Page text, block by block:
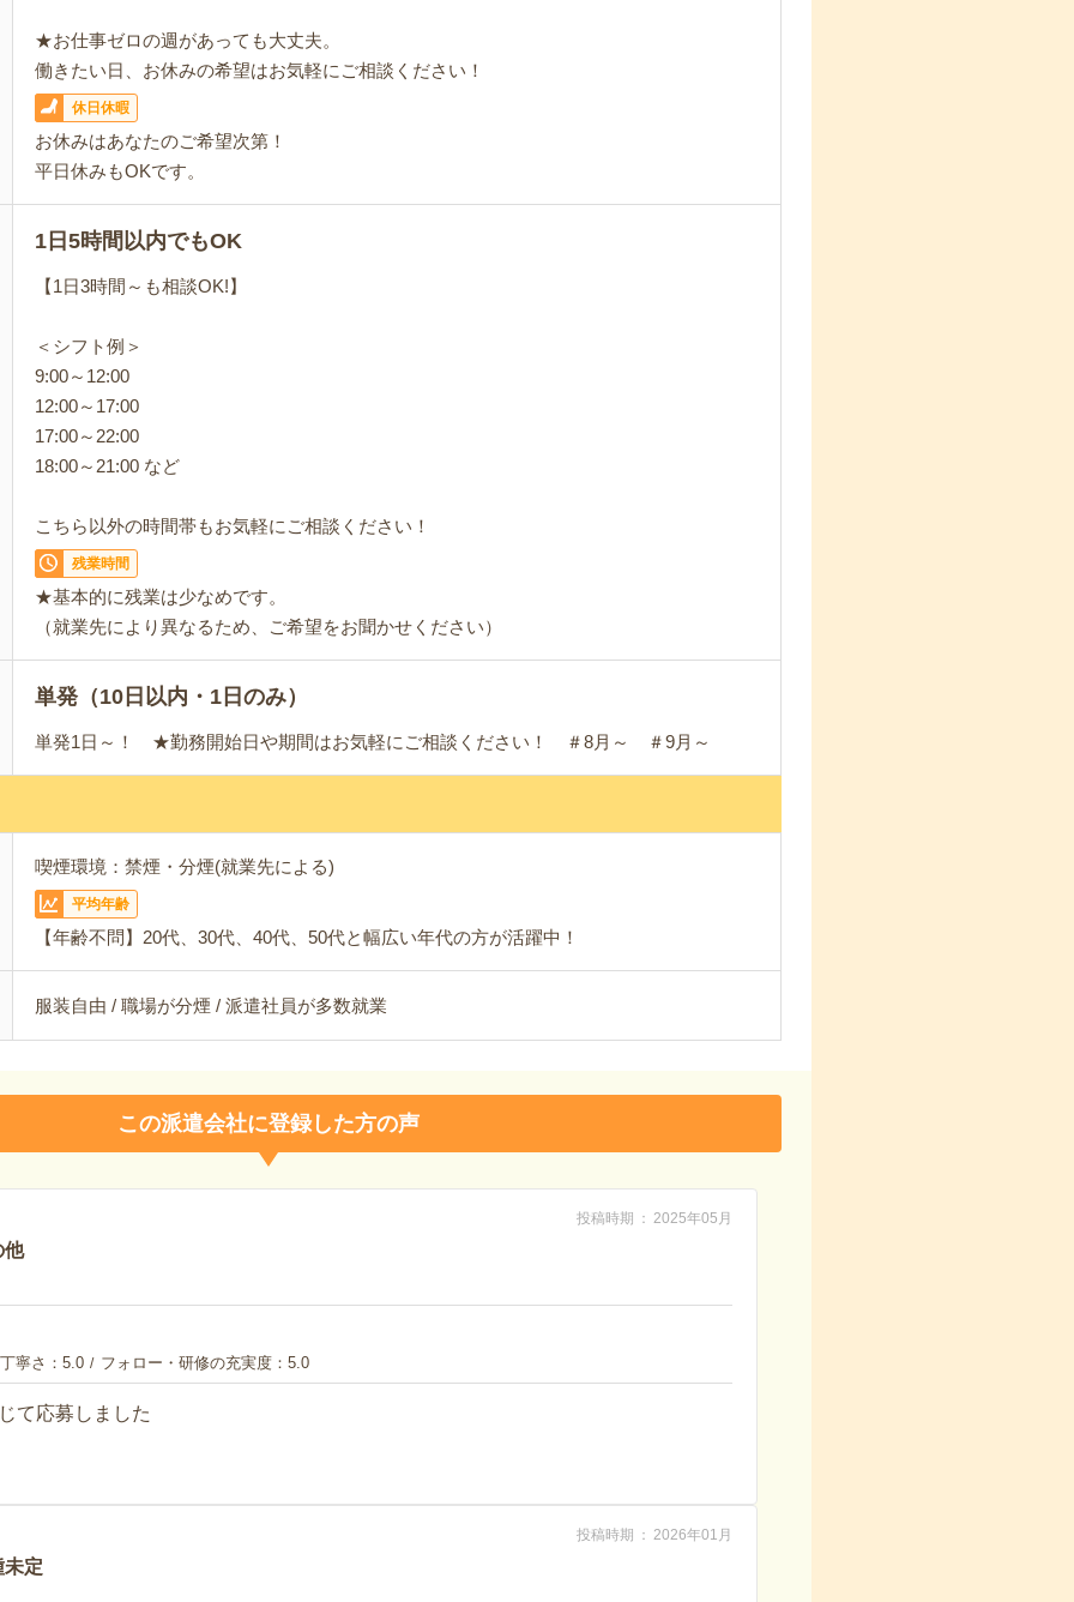
★お仕事ゼロの週があっても大丈夫。
働きたい日、お休みの希望はお気軽にご相談ください！
休日休暇
お休みはあなたのご希望次第！
平日休みもOKです。
1日5時間以内でもOK
【1日3時間～も相談OK!】
＜シフト例＞
9:00～12:00
12:00～17:00
17:00～22:00
18:00～21:00 など
こちら以外の時間帯もお気軽にご相談ください！
残業時間
★基本的に残業は少なめです。
（就業先により異なるため、ご希望をお聞かせください）
単発（10日以内・1日のみ）
単発1日～！ ★勤務開始日や期間はお気軽にご相談ください！ ＃8月～ ＃9月～
喫煙環境：禁煙・分煙(就業先による)
平均年齢
【年齢不問】20代、30代、40代、50代と幅広い年代の方が活躍中！
服装自由 / 職場が分煙 / 派遣社員が多数就業
この派遣会社に登録した方の声
投稿時期 2025年05月
他
寧さ 5.0 フォロー・研修の充実度 5.0
て応募しました
投稿時期 2026年01月
定